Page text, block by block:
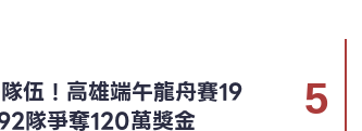
伍！高雄端午龍舟賽19
隊爭奪120萬獎金